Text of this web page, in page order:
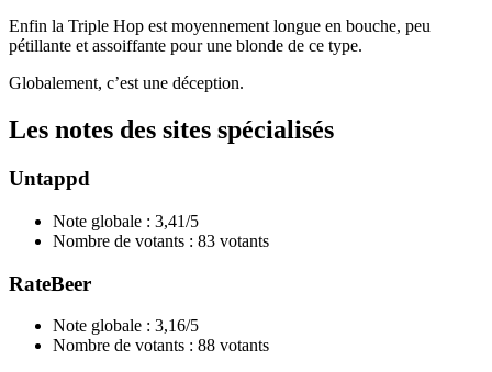
Enfin la Triple Hop est moyennement longue en bouche, peu
pétillante et assoiffante pour une blonde de ce type.
Globalement, c’est une déception.
Les notes des sites spécialisés
Untappd
Note globale : 3,41/5
Nombre de votants : 83 votants
RateBeer
Note globale : 3,16/5
Nombre de votants : 88 votants